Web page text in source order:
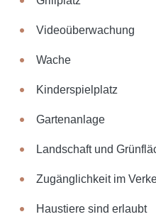
Videoüberwachung
Wache
Kinderspielplatz
Gartenanlage
Landschaft und
Zugänglichkeit im
Haustiere sind erlaubt